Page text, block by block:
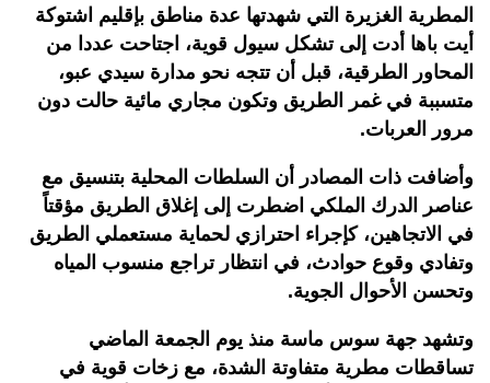
المطرية الغزيرة التي شهدتها عدة مناطق بإقليم اشتوكة
أيت باها أدت إلى تشكل سيول قوية، اجتاحت عددا من
المحاور الطرقية، قبل أن تتجه نحو مدارة سيدي عبو،
متسببة في غمر الطريق وتكون مجاري مائية حالت دون
مرور العربات.
وأضافت ذات المصادر أن السلطات المحلية بتنسيق مع
عناصر الدرك الملكي اضطرت إلى إغلاق الطريق مؤقتاً
في الاتجاهين، كإجراء احترازي لحماية مستعملي الطريق
وتفادي وقوع حوادث، في انتظار تراجع منسوب المياه
وتحسن الأحوال الجوية.
وتشهد جهة سوس ماسة منذ يوم الجمعة الماضي
تساقطات مطرية متفاوتة الشدة، مع زخات قوية في